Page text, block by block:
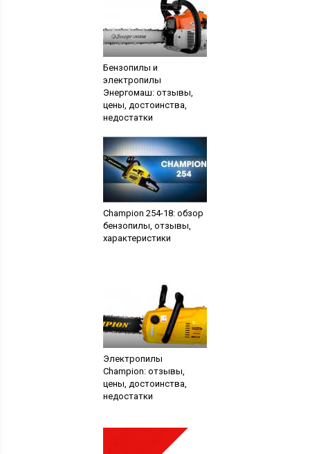
Бензопилы и
электропилы
Энергомаш: отзывы,
цены, достоинства,
недостатки
Champion 254-18: обзор
бензопилы, отзывы,
характеристики
Электропилы
Champion: отзывы,
цены, достоинства,
недостатки